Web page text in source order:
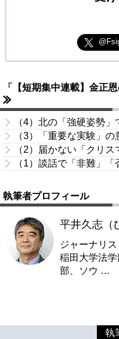
「【短期集中連載】金正
（4）北の「強硬姿勢
（3）「重要な実験」の
（2）届かない「クリス
（1）談話で「非難」「
執筆者プロフィール
平井久志（
ジャーナリ
稲田大学法
部、ソウ …
執